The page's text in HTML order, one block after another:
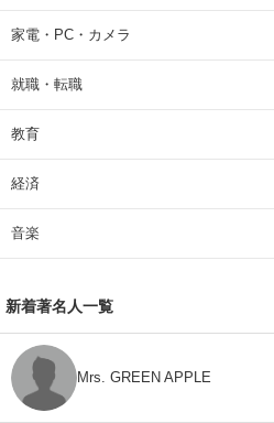
家電・PC・カメラ
就職・転職
教育
経済
音楽
新着著名人一覧
Mrs. GREEN APPLE